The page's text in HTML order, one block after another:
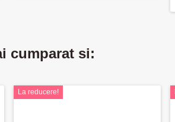
cumparat si:
La reducere!